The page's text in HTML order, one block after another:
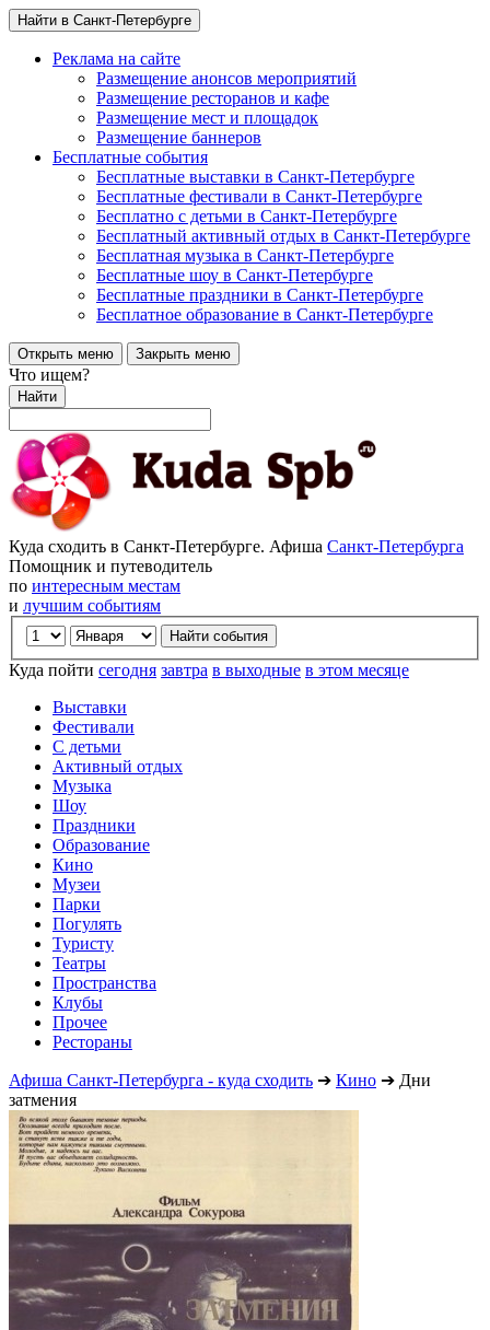
Найти в Санкт-Петербурге
Реклама на сайте
Размещение анонсов мероприятий
Размещение ресторанов и кафе
Размещение мест и площадок
Размещение баннеров
Бесплатные события
Бесплатные выставки в Санкт-Петербурге
Бесплатные фестивали в Санкт-Петербурге
Бесплатно с детьми в Санкт-Петербурге
Бесплатный активный отдых в Санкт-Петербурге
Бесплатная музыка в Санкт-Петербурге
Бесплатные шоу в Санкт-Петербурге
Бесплатные праздники в Санкт-Петербурге
Бесплатное образование в Санкт-Петербурге
Открыть меню Закрыть меню
Что ищем?
Найти
Куда сходить в Санкт-Петербурге. Афиша Санкт-Петербурга
Помощник и путеводитель
по интересным местам
и лучшим событиям
Куда пойти сегодня завтра в выходные в этом месяце
Выставки
Фестивали
С детьми
Активный отдых
Музыка
Шоу
Праздники
Образование
Кино
Музеи
Парки
Погулять
Туристу
Театры
Пространства
Клубы
Прочее
Рестораны
Афиша Санкт-Петербурга - куда сходить ➔ Кино ➔ Дни
затмения